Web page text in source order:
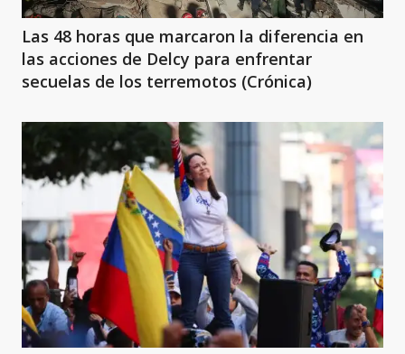
Las 48 horas que marcaron la diferencia en
las acciones de Delcy para enfrentar
secuelas de los terremotos (Crónica)